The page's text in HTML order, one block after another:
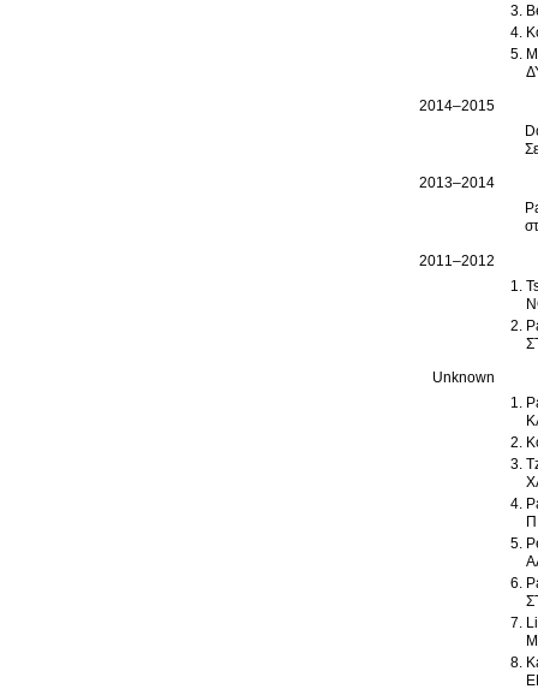
2014–2015
2013–2014
2011–2012
Unknown